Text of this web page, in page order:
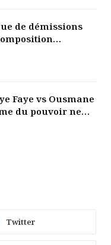
de démissions
Faye vs Ousmane
du pouvoir ne
les liens de la
Twitter